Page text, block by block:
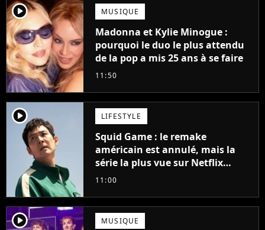
player2 MUSIQUE
Madonna et Kylie Minogue :
pourquoi le duo le plus attendu
de la pop a mis 25 ans à se faire
11:50
player2 LIFESTYLE
Squid Game : le remake
américain est annulé, mais la
série la plus vue sur Netflix
pourrait avoir une version
11:00
player2 MUSIQUE